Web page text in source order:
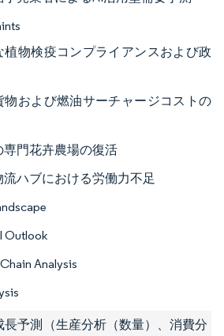
植物検疫コンプライアンスおよび政
物および燃油サーチャージコストの
専門花卉農場の復活
流ハブにおける労働力不足
Outlook
Analysis
長予測（生産分析（数量）、消費分